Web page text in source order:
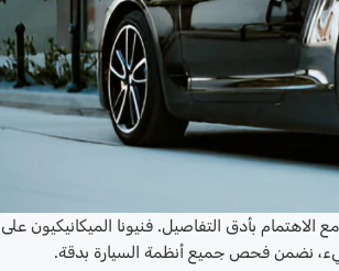
بأدق التفاصيل. فنيونا الميكانيكيون على
شيء، نضمن فحص جميع أنظمة السيارة بدقة.